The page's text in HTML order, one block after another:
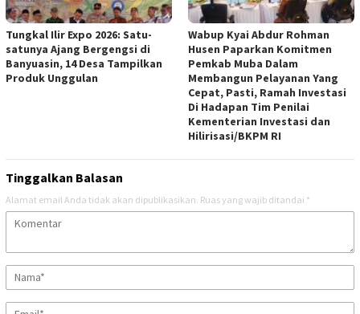
Tungkal Ilir Expo 2026: Satu-
satunya Ajang Bergengsi di
Banyuasin, 14 Desa Tampilkan
Produk Unggulan
Wabup Kyai Abdur Rohman
Husen Paparkan Komitmen
Pemkab Muba Dalam
Membangun Pelayanan Yang
Cepat, Pasti, Ramah Investasi
Di Hadapan Tim Penilai
Kementerian Investasi dan
Hilirisasi/BKPM RI
Tinggalkan Balasan
Alamat email Anda tidak akan dipublikasikan. Ruas yang wajib ditandai *